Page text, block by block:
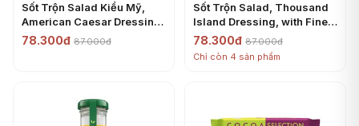
Sốt Trộn Salad Kiểu Mỹ,
American Caesar Dressing
Refined with Grated Hard
78.300đ 87.000đ
Sốt Trộn Salad, Thousand
Island Dressing, with Fine
Vegetable Pieces (250ml) -
KUEHNE
78.300đ 87.000đ
Chỉ còn 4 sản phẩm